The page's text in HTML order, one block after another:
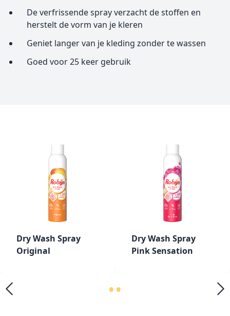
De verfrissende spray verzacht de stoffen en
herstelt de vorm van je kleren
Geniet langer van je kleding zonder te wassen
Goed voor 25 keer gebruik
Dry Wash Spray
Original
Dry Wash Spray
Pink Sensation
••